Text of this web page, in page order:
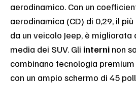
aerodinamico. Con un
aerodinamica (CD) di 0,29, il
da un veicolo Jeep, è
media dei SUV. Gli interni non
combinano tecnologia
con un ampio schermo di 45